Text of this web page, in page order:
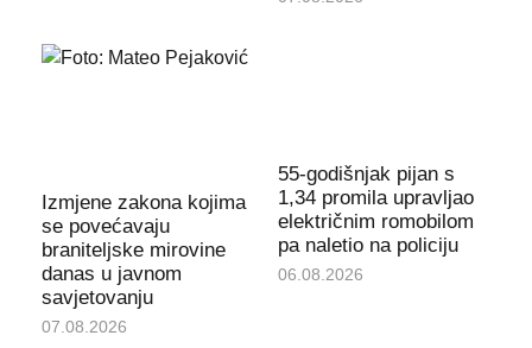
Izmjene zakona kojima
se povećavaju
braniteljske mirovine
danas u javnom
savjetovanju
07.08.2026
55-godišnjak pijan s
1,34 promila upravljao
električnim romobilom
pa naletio na policiju
06.08.2026